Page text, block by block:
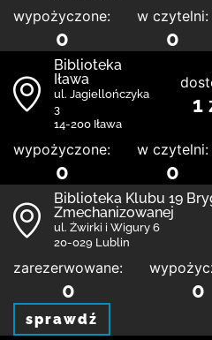
wypożyczone:
0
w czytelni:
0
Biblioteka
Iława
ul. Jagiellończyka
3
14-200 Iława
1
wypożyczone:
0
w czytelni:
0
Biblioteka Klubu 19
Zmechanizowanej
ul. Żwirki i Wigury 6
20-029 Lublin
zarezerwowane:
0 0
sprawdź